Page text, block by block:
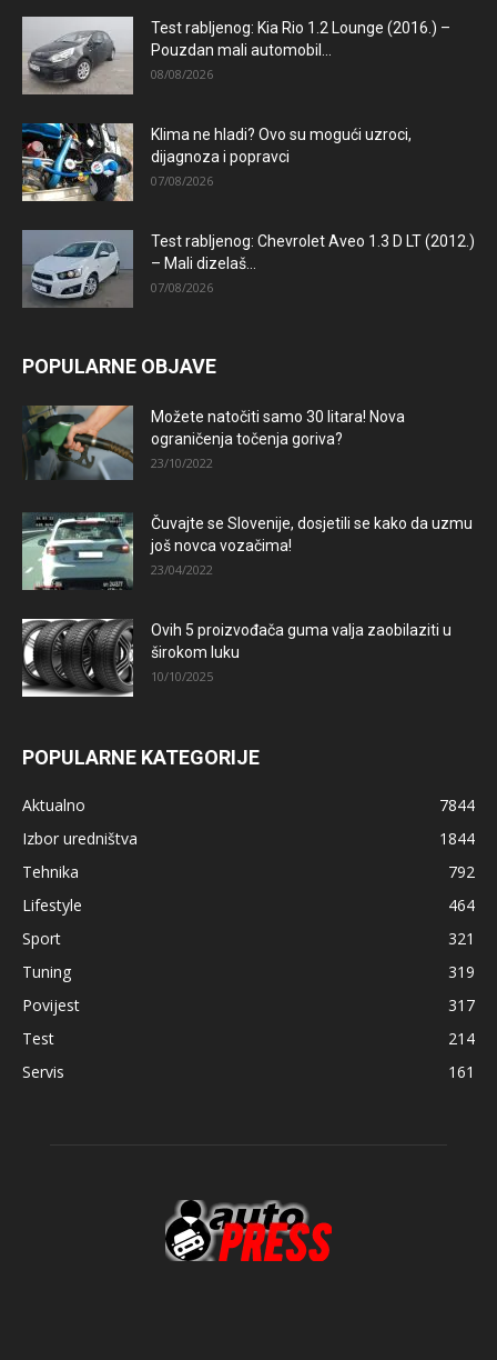
Test rabljenog: Kia Rio 1.2 Lounge (2016.) –
Pouzdan mali automobil...
08/08/2026
Klima ne hladi? Ovo su mogući uzroci,
dijagnoza i popravci
07/08/2026
Test rabljenog: Chevrolet Aveo 1.3 D LT (2012.)
– Mali dizelaš...
07/08/2026
POPULARNE OBJAVE
Možete natočiti samo 30 litara! Nova
ograničenja točenja goriva?
23/10/2022
Čuvajte se Slovenije, dosjetili se kako da uzmu
još novca vozačima!
23/04/2022
Ovih 5 proizvođača guma valja zaobilaziti u
širokom luku
10/10/2025
POPULARNE KATEGORIJE
Aktualno
7844
Izbor uredništva
1844
Tehnika
792
Lifestyle
464
Sport
321
Tuning
319
Povijest
317
Test
214
Servis
161